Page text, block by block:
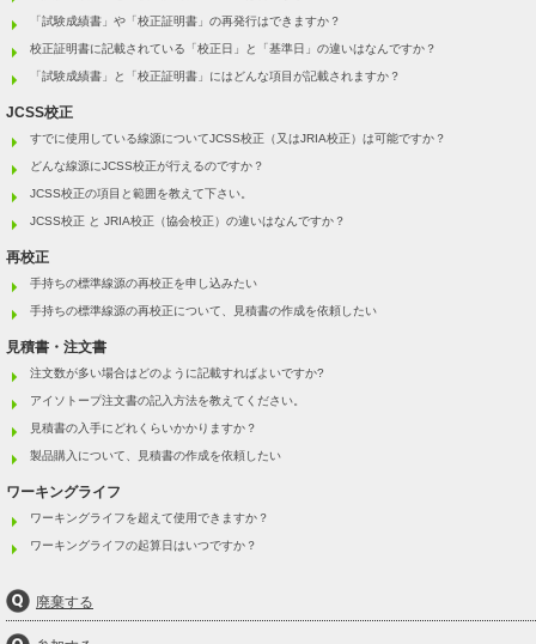
「試験成績書」や「校正証明書」の再発行はできますか？
校正証明書に記載されている「校正日」と「基準日」の違いはなんですか？
「試験成績書」と「校正証明書」にはどんな項目が記載されますか？
JCSS校正
すでに使用している線源についてJCSS校正（又はJRIA校正）は可能ですか？
どんな線源にJCSS校正が行えるのですか？
JCSS校正の項目と範囲を教えて下さい。
JCSS校正 と JRIA校正（協会校正）の違いはなんですか？
再校正
手持ちの標準線源の再校正を申し込みたい
手持ちの標準線源の再校正について、見積書の作成を依頼したい
見積書・注文書
注文数が多い場合はどのように記載すればよいですか?
アイソトープ注文書の記入方法を教えてください。
見積書の入手にどれくらいかかりますか？
製品購入について、見積書の作成を依頼したい
ワーキングライフ
ワーキングライフを超えて使用できますか？
ワーキングライフの起算日はいつですか？
廃棄する